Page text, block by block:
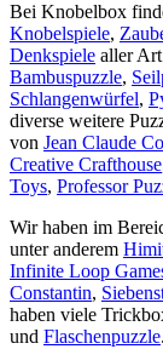
Bei Knobelbox
Knobelspiele,
Denkspiele aller
Bambuspuzzle,
Schlangenwürfel,
diverse weitere
von Jean Claude
Creative Crafthouse
Toys, Professor
Wir haben im
unter anderem
Infinite Loop
Constantin,
haben viele
und Flaschenpuzzle.